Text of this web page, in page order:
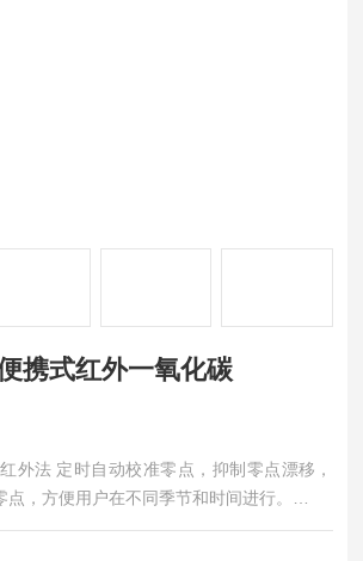
体检测仪 便携式红外一氧化碳
，方便用户在不同季节和时间进行。
携式红外一氧化碳